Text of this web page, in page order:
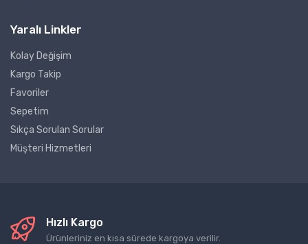
Yaralı Linkler
Kolay Değişim
Kargo Takip
Favoriler
Sepetim
Sıkça Sorulan Sorular
Müşteri Hizmetleri
Hızlı Kargo
Ürünleriniz en kısa sürede kargoya verilir.